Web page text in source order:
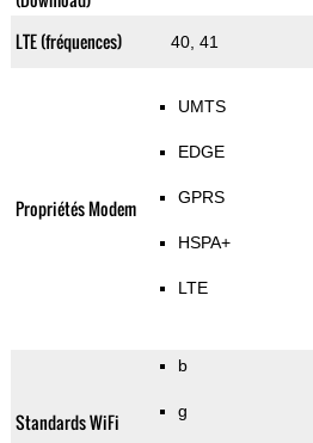
LTE (fréquences)
40, 41
Propriétés Modem
UMTS
EDGE
GPRS
HSPA+
LTE
Standards WiFi
b
g